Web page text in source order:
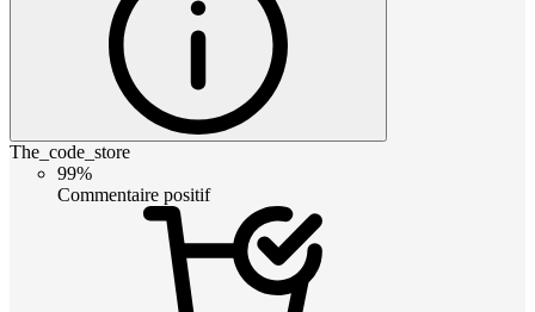
The_code_store
99%
Commentaire positif